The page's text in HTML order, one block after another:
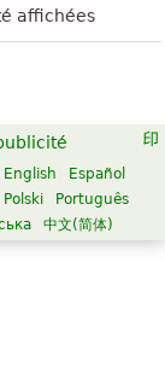
affichées
English
Español
Polski
Português
中文(简体)